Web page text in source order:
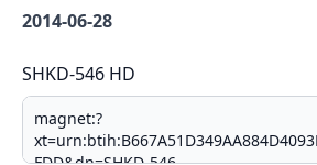
2014-06-28
SHKD-546 HD